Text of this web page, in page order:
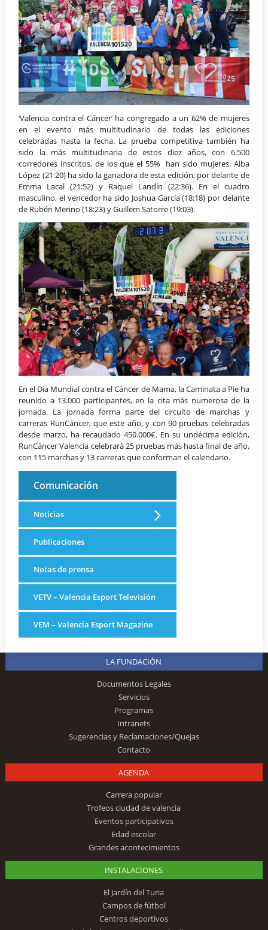
‘Valencia contra el Cáncer’ ha congregado a un 62% de mujeres
en el evento más multitudinario de todas las ediciones
celebradas hasta la fecha. La prueba competitiva también ha
sido la más multitudinaria de estos diez años, con 6.500
corredores inscritos, de los que el 55% han sido mujeres. Alba
López (21:20) ha sido la ganadora de esta edición, por delante de
Emma Lacal (21:52) y Raquel Landín (22:36). En el cuadro
masculino, el vencedor ha sido Joshua García (18:18) por delante
de Rubén Merino (18:23) y Guillem Satorre (19:03).
En el Dia Mundial contra el Cáncer de Mama, la Caminata a Pie ha
reunido a 13.000 participantes, en la cita más numerosa de la
jornada. La jornada forma parte del circuito de marchas y
carreras RunCáncer, que este año, y con 90 pruebas celebradas
desde marzo, ha recaudado 450.000€. En su undécima edición,
RunCáncer Valencia celebrará 25 pruebas más hasta final de año,
con 115 marchas y 13 carreras que conforman el calendario.
Comunicación
Noticias
Publicaciones
Notas de prensa
VETV – Valencia Esport Televisión
VEM – Valencia Esport Magazine
LA FUNDACIÓN
Documentos Legales
Servicios
Programas
Intranets
Sugerencias y Reclamaciones/Quejas
Contacto
AGENDA
Carrera popular
Trofeos ciudad de valencia
Eventos participativos
Edad escolar
Grandes acontecimientos
INSTALACIONES
El Jardín del Turia
Campos de fútbol
Centros deportivos